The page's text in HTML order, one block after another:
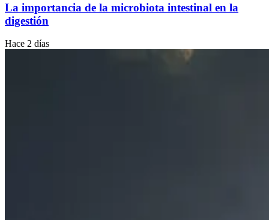
La importancia de la microbiota intestinal en la
digestión
Hace 2 días